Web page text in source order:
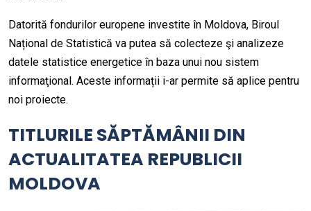
Datorită fondurilor europene investite în Moldova, Biroul
Național de Statistică va putea să colecteze şi analizeze
datele statistice energetice în baza unui nou sistem
informaţional. Aceste informații i-ar permite să aplice pentru
noi proiecte.
TITLURILE SĂPTĂMÂNII DIN
ACTUALITATEA REPUBLICII
MOLDOVA